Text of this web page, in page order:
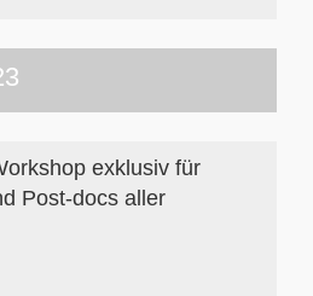
exklusiv für
Post-docs aller